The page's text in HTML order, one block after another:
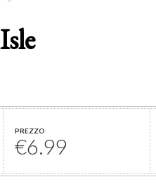
PREZZO
€6.99